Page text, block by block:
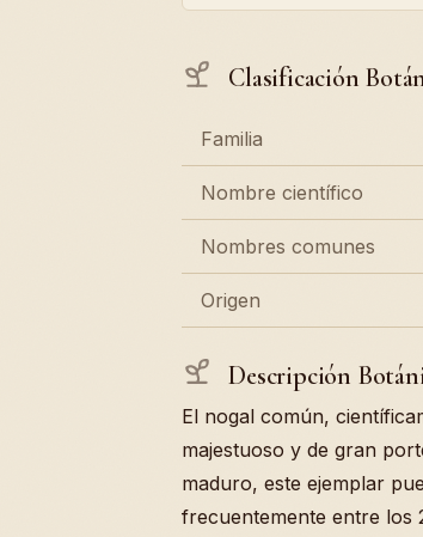
Clasificación
Familia
Nombre científico
Nombres comunes
Origen
Descripción
El nogal común,
majestuoso y de gran
maduro, este ejemplar
frecuentemente entre los